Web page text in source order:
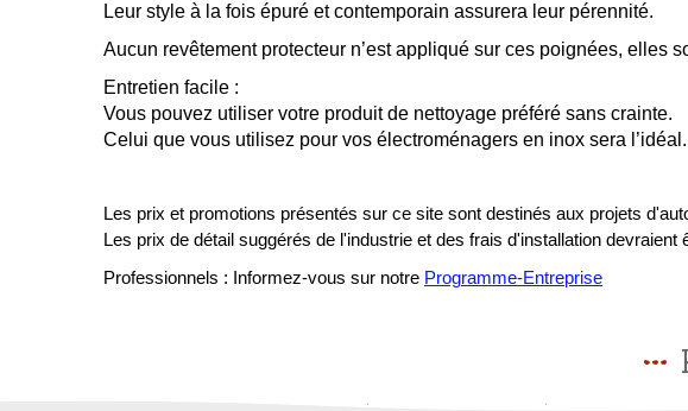
Leur style à la fois épuré et contemporain assurera leur pérennité.
Aucun revêtement protecteur n’est appliqué sur ces poignées, elles
Entretien facile :
Vous pouvez utiliser votre produit de nettoyage préféré sans crainte.
Celui que vous utilisez pour vos électroménagers en inox sera l’idéal.
Les prix et promotions présentés sur ce site sont destinés aux projets
Les prix de détail suggérés de l'industrie et des frais d'installation
Professionnels : Informez-vous sur notre Programme-Entreprise